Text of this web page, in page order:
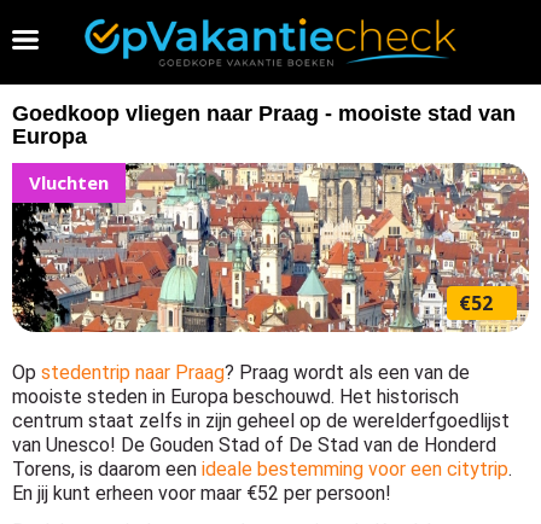
Vakantie 2026 boeken
Goedkoop vliegen naar Praag - mooiste stad van
Europa
Vluchten
€52
Op stedentrip naar Praag? Praag wordt als een van de
mooiste steden in Europa beschouwd. Het historisch
centrum staat zelfs in zijn geheel op de werelderfgoedlijst
van Unesco! De Gouden Stad of De Stad van de Honderd
Torens, is daarom een ideale bestemming voor een citytrip.
En jij kunt erheen voor maar €52 per persoon!